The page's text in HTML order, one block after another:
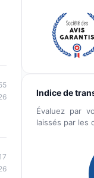
Indice de
Évaluez par
laissés par les